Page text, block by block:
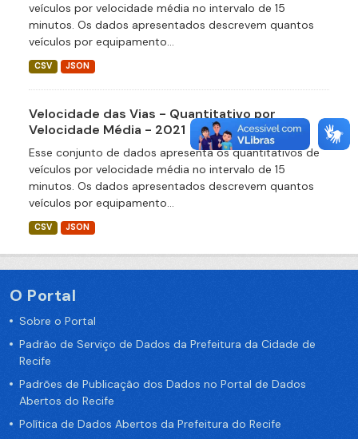
veículos por velocidade média no intervalo de 15
minutos. Os dados apresentados descrevem quantos
veículos por equipamento...
CSV JSON
Velocidade das Vias - Quantitativo por
Velocidade Média - 2021
Esse conjunto de dados apresenta os quantitativos de
veículos por velocidade média no intervalo de 15
minutos. Os dados apresentados descrevem quantos
veículos por equipamento...
CSV JSON
O Portal
Sobre o Portal
Padrão de Serviço de Dados da Prefeitura da Cidade de
Recife
Padrões de Publicação dos Dados no Portal de Dados
Abertos do Recife
Política de Dados Abertos da Prefeitura do Recife